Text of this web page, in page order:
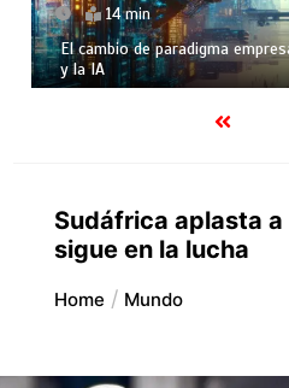
14 min
El cambio de paradigma
y la IA
Sudáfrica aplasta
sigue en la lucha
Home Mundo